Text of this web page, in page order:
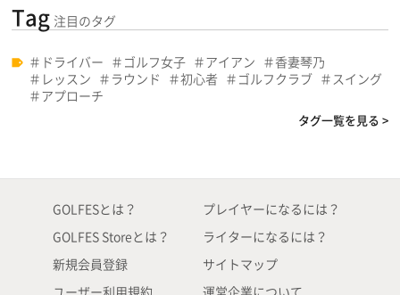
Tag 注目のタグ
ドライバー ゴルフ女子 アイアン
香妻琴乃
レッスン
ラウンド 初心者 ゴルフクラブ
スイング
アプローチ
タグ一覧を見る >
GOLFESとは？
GOLFES Storeとは？
新規会員登録
プレイヤーになるには？
ライターになるには？
サイトマップ